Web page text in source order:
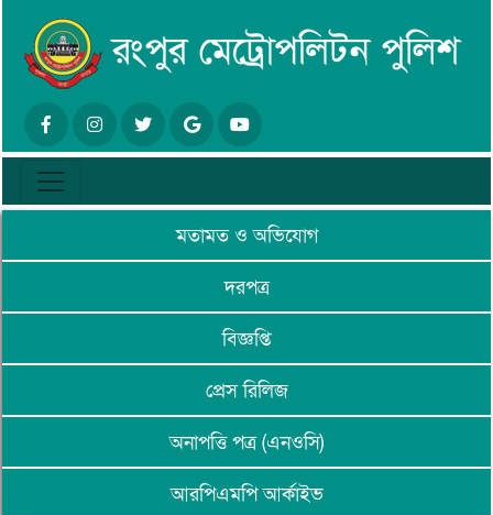
মতামত ও অভিযোগ
দরপত্র
বিজ্ঞপ্তি
প্রেস রিলিজ
অনাপত্তি পত্র (এনওসি)
আরপিএমপি আর্কাইভ